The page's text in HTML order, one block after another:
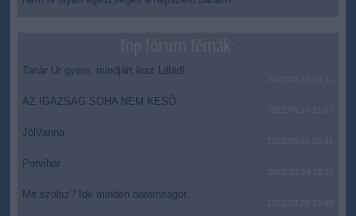
Tanár Úr gyere, mindjárt lesz Lillád!
AZ IGAZSÁG SOHA NEM KÉSŐ
JólVanna
Porvihar
Mit szólsz? Ide minden baromságot...